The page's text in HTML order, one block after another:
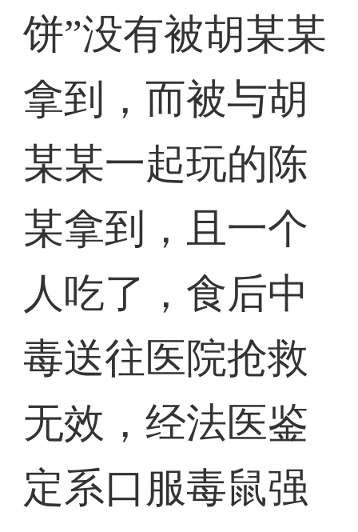
饼”没有被胡某某
拿到，而被与胡
某某一起玩的陈
某拿到，且一个
人吃了，食后中
毒送往医院抢救
无效，经法医鉴
定系口服毒鼠强